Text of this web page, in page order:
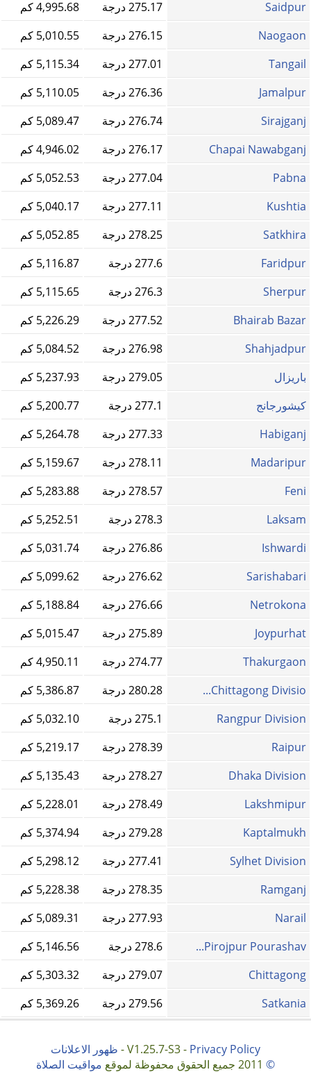
Saidpur
275.17 درجة
4,995.68 كم
Naogaon
276.15 درجة
5,010.55 كم
Tangail
277.01 درجة
5,115.34 كم
Jamalpur
276.36 درجة
5,110.05 كم
Sirajganj
276.74 درجة
5,089.47 كم
Chapai Nawabganj
276.17 درجة
4,946.02 كم
Pabna
277.04 درجة
5,052.53 كم
Kushtia
277.11 درجة
5,040.17 كم
Satkhira
278.25 درجة
5,052.85 كم
Faridpur
277.6 درجة
5,116.87 كم
Sherpur
276.3 درجة
5,115.65 كم
Bhairab Bazar
277.52 درجة
5,226.29 كم
Shahjadpur
276.98 درجة
5,084.52 كم
باريزال
279.05 درجة
5,237.93 كم
كيشورجانج
277.1 درجة
5,200.77 كم
Habiganj
277.33 درجة
5,264.78 كم
Madaripur
278.11 درجة
5,159.67 كم
Feni
278.57 درجة
5,283.88 كم
Laksam
278.3 درجة
5,252.51 كم
Ishwardi
276.86 درجة
5,031.74 كم
Sarishabari
276.62 درجة
5,099.62 كم
Netrokona
276.66 درجة
5,188.84 كم
Joypurhat
275.89 درجة
5,015.47 كم
Thakurgaon
274.77 درجة
4,950.11 كم
Chittagong Divisio...
280.28 درجة
5,386.87 كم
Rangpur Division
275.1 درجة
5,032.10 كم
Raipur
278.39 درجة
5,219.17 كم
Dhaka Division
278.27 درجة
5,135.43 كم
Lakshmipur
278.49 درجة
5,228.01 كم
Kaptalmukh
279.28 درجة
5,374.94 كم
Sylhet Division
277.41 درجة
5,298.12 كم
Ramganj
278.35 درجة
5,228.38 كم
Narail
277.93 درجة
5,089.31 كم
Pirojpur Pourashav...
278.6 درجة
5,146.56 كم
Chittagong
279.07 درجة
5,303.32 كم
Satkania
279.56 درجة 5,369.26 كم
V1.25.7-S3 - Privacy Policy
- ظهور الاعلانات
©
مواقيت الصلاة